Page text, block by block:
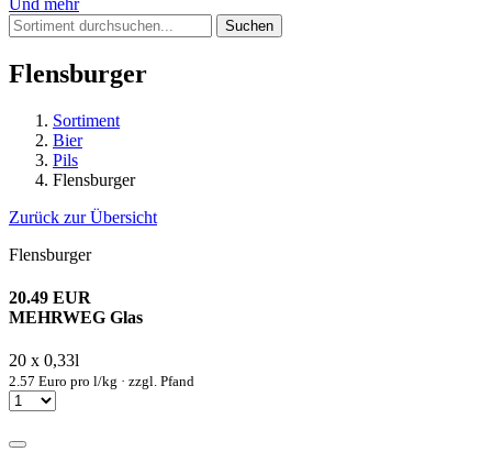
Und mehr
Suchen
Flensburger
Sortiment
Bier
Pils
Flensburger
Zurück zur Übersicht
Flensburger
20.49 EUR
MEHRWEG Glas
20 x 0,33l
2.57 Euro pro l/kg · zzgl. Pfand